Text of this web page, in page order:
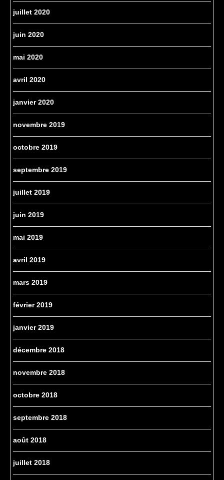
juillet 2020
juin 2020
mai 2020
avril 2020
janvier 2020
novembre 2019
octobre 2019
septembre 2019
juillet 2019
juin 2019
mai 2019
avril 2019
mars 2019
février 2019
janvier 2019
décembre 2018
novembre 2018
octobre 2018
septembre 2018
août 2018
juillet 2018